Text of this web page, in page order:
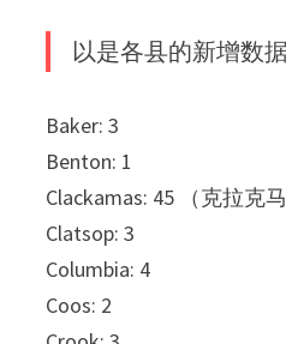
以是各县的新增数据
Baker: 3
Benton: 1
Clackamas: 45 （克拉克
Clatsop: 3
Columbia: 4
Coos: 2